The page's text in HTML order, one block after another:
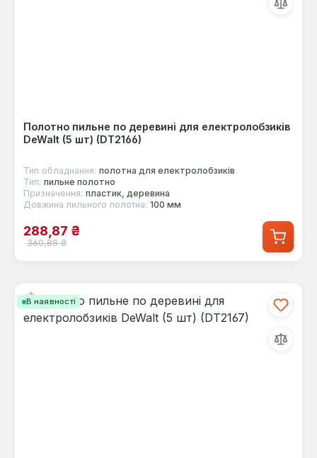
Полотно пильне по деревині для електролобзиків
DeWalt (5 шт) (DT2166)
Тип обладнання: полотна для електролобзиків
Тип: пильне полотно
Призначення: пластик, деревина
Довжина пильного полотна: 100 мм
Ціна продажу:
288,87 ₴
Звичайна ціна:
360,88 ₴
В наявності